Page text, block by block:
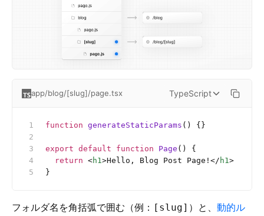
app/blog/[slug]/page.tsx TypeScript
function generateStaticParams () {}
export default function Page () {
  return
<h1>Hello, Blog Post Page!</ h1>
}
フォルダ名を角括弧で囲む（例： [slug] ）と、 動的ル